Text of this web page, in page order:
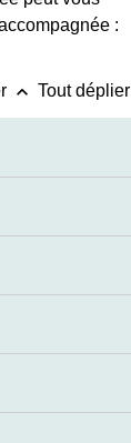
:
keyboard_arrow_up Tout déplier